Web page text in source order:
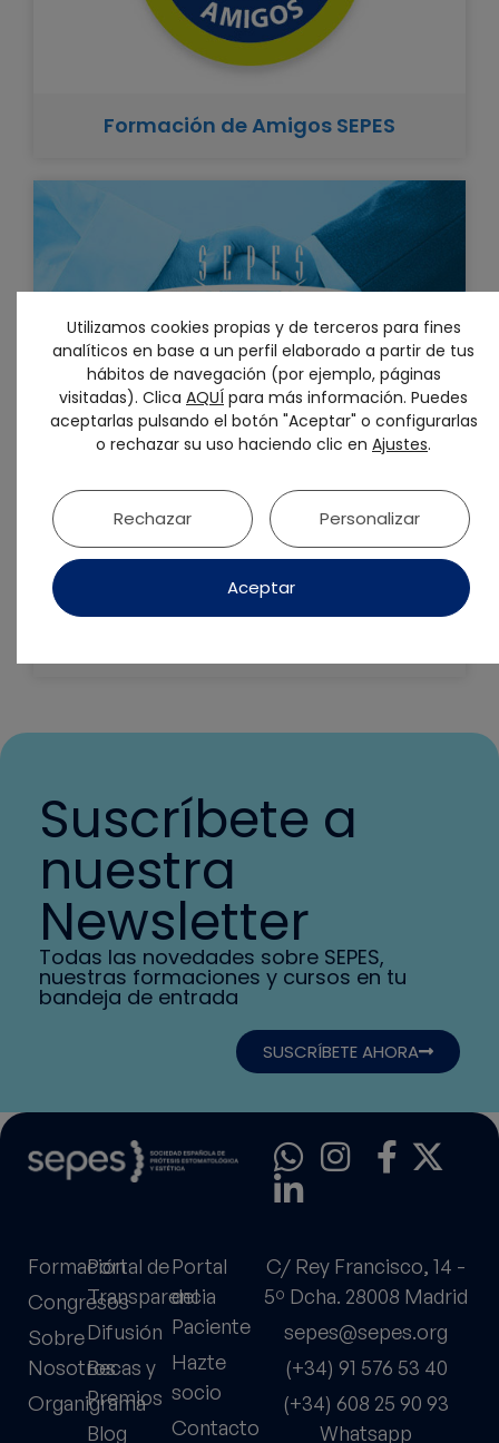
Formación de Amigos SEPES
Suscríbete a
nuestra
Newsletter
Todas las novedades sobre SEPES,
nuestras formaciones y cursos en tu
bandeja de entrada
SUSCRÍBETE AHORA
Formación
Congresos
Sobre
Nosotros
Organigrama
Portal de
Transparencia
Difusión
Becas y
Premios
Blog
Portal
del
Paciente
Hazte
socio
Contacto
C/ Rey Francisco, 14 -
5º Dcha. 28008 Madrid
sepes@sepes.org
(+34) 91 576 53 40
(+34) 608 25 90 93
Whatsapp
Utilizamos cookies propias y de terceros para fines
analíticos en base a un perfil elaborado a partir de tus
hábitos de navegación (por ejemplo, páginas
visitadas). Clica AQUÍ para más información. Puedes
aceptarlas pulsando el botón "Aceptar" o configurarlas
o rechazar su uso haciendo clic en Ajustes.
Aceptar
Rechazar Personalizar